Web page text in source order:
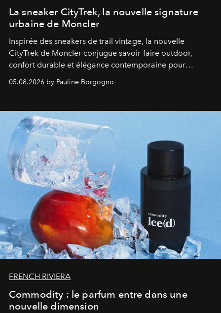
La sneaker CityTrek, la nouvelle signature
urbaine de Moncler
Inspirée des sneakers de trail vintage, la nouvelle
CityTrek de Moncler conjugue savoir-faire outdoor,
confort durable et élégance contemporaine pour
accompagner les explorations du quotidien.
05.08.2026 by Pauline Borgogno
FRENCH RIVIERA
Commodity : le parfum entre dans une
nouvelle dimension